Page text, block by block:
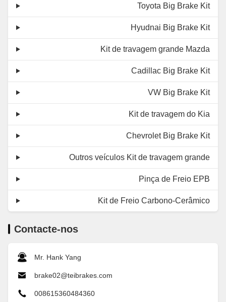
Toyota Big Brake Kit
Hyudnai Big Brake Kit
Kit de travagem grande Mazda
Cadillac Big Brake Kit
VW Big Brake Kit
Kit de travagem do Kia
Chevrolet Big Brake Kit
Outros veículos Kit de travagem grande
Pinça de Freio EPB
Kit de Freio Carbono-Cerâmico
Contacte-nos
Mr. Hank Yang
brake02@teibrakes.com
008615360484360